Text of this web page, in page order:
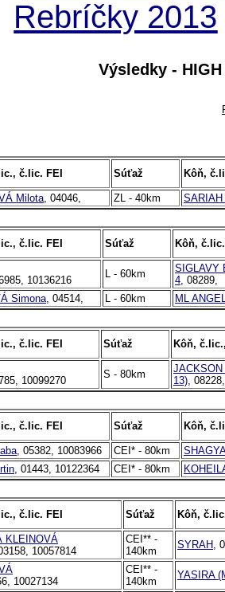
Rebríčky 2013
Výsledky - HIGH
č.lic. FEI Súťaž Kôň,
Milota, 04046, ZL - 40km SARIAH
č.lic. FEI Súťaž Kôň,
10136216
L - 60km
SIGLAVY
4, 08289,
Simona, 04514, L - 60km ML
č.lic. FEI Súťaž Kôň,
10099270
S - 80km
13),
č.lic. FEI Súťaž Kôň,
, 05382, 10083966 CEI* - 80km
, 01443, 10122364 CEI* - 80km
č.lic. FEI Súťaž Kôň,
KLEINOVÁ
10057814
CEI** -
140km
SYRAH,
10027134
CEI** -
140km
YASIRA